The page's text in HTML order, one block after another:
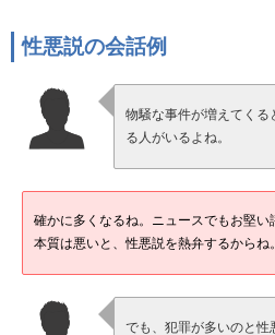
性悪説の会話例
物騒な事件が増えてくる
る人がいるよね。
確かに多くなるね。ニュースでもお堅い
本質は悪いと、性悪説を熱弁するからね
でも、犯罪が多いのと性